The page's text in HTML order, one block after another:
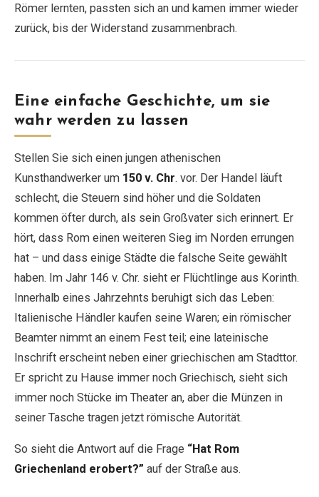
Römer lernten, passten sich an und kamen immer wieder
zurück, bis der Widerstand zusammenbrach.
Eine einfache Geschichte, um sie
wahr werden zu lassen
Stellen Sie sich einen jungen athenischen
Kunsthandwerker um 150 v. Chr. vor. Der Handel läuft
schlecht, die Steuern sind höher und die Soldaten
kommen öfter durch, als sein Großvater sich erinnert. Er
hört, dass Rom einen weiteren Sieg im Norden errungen
hat – und dass einige Städte die falsche Seite gewählt
haben. Im Jahr 146 v. Chr. sieht er Flüchtlinge aus Korinth.
Innerhalb eines Jahrzehnts beruhigt sich das Leben:
Italienische Händler kaufen seine Waren; ein römischer
Beamter nimmt an einem Fest teil; eine lateinische
Inschrift erscheint neben einer griechischen am Stadttor.
Er spricht zu Hause immer noch Griechisch, sieht sich
immer noch Stücke im Theater an, aber die Münzen in
seiner Tasche tragen jetzt römische Autorität.
So sieht die Antwort auf die Frage “Hat Rom
Griechenland erobert?” auf der Straße aus.